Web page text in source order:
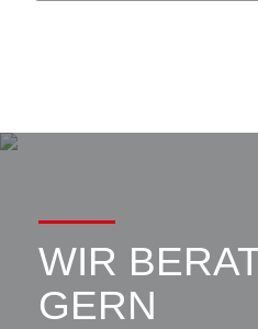
WIR
GERN